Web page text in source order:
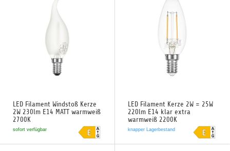
LED Filament Windstoß Kerze
2W 230lm E14 MATT warmweiß
2700K
sofort verfügbar
LED Filament Kerze 2W = 25W
220lm E14 klar extra
warmweiß 2200K
knapper Lagerbestand